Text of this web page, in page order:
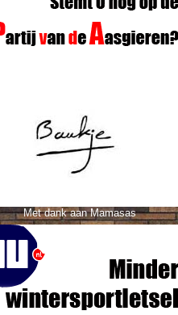
Met dank aan Mamasas